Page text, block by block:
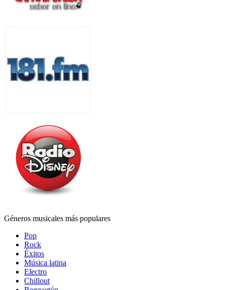
Géneros musicales más populares
Pop
Rock
Éxitos
Música latina
Electro
Chillout